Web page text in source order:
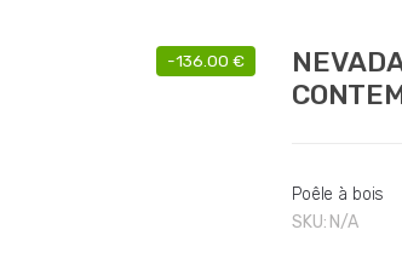
-136.00 €
Poêle à bois
SKU: N/A